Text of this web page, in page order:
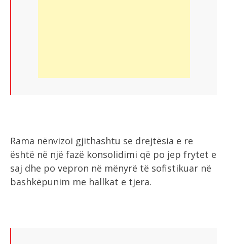
Rama nënvizoi gjithashtu se drejtësia e re
është në një fazë konsolidimi që po jep frytet e
saj dhe po vepron në mënyrë të sofistikuar në
bashkëpunim me hallkat e tjera.